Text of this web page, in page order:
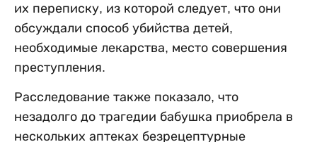
их переписку, из которой следует, что они
обсуждали способ убийства детей,
необходимые лекарства, место совершения
преступления.
Расследование также показало, что
незадолго до трагедии бабушка приобрела в
нескольких аптеках безрецептурные